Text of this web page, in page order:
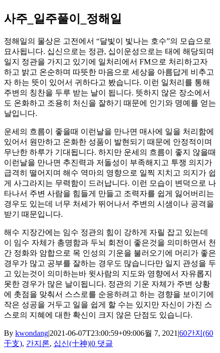
사주_일주풀이_정해일
정해일의 물상은 고전에서 “달빛이 빛나는 호수”의 모습으로
묘사됩니다. 십신으로는 정관, 십이운성으로는 태에 해당되며
일지 정관을 가지고 있기에 일처리에서 FM으로 처리하고자
하고 밝고 온순하며 따뜻한 마음으로 세상을 아름답게 비추고
자 하는 뜻이 있어서 귀하다고 봤습니다. 이런 일처리를 통해
주변의 칭찬을 두루 받는 날이 됩니다. 뜻하지 않은 장소에서
도 온화하고 조용히 처신을 잘하기 때문에 인기와 명예를 얻는
날입니다.
운세의 흐름이 좋을때 이런날을 만나면 매사에 일을 처리함에
있어서 원만하고 온화한 성품이 발현되기 때문에 안정적이며
무난한 하루가 기대됩니다. 하지만 운세의 흐름이 좋지 않을때
이런날을 만나면 추진력과 저돌성이 부족해지고 투쟁 의지가
급격히 떨어지며 해수 역마의 영향으로 일찍 지치고 의지가 쉽
게 사그라지는 무력함이 드러납니다. 이런 모습이 변덕으로 나
타나서 주변 사람을 힘들게 만들고 조력자를 쉽게 잃어버리는
경우도 있는데 너무 처세가 뛰어나서 주변의 시샘이나 공격을
받기 때문입니다.
해수 지장간에는 임수 정관의 힘이 강하게 자릴 잡고 있는데
이 임수 자체가 총명함과 두뇌 회전이 좋은것을 의미하면서 천
간 정화와 암합으로 목 인성의 기운을 불러오기에 머리가 좋은
경우가 많고 공부를 잘하는 경우도 많습니다만 일지 관성을 두
고 있는것이 의미하는바 윗사람의 지도와 영향에서 자유롭지
못한 경우가 많은 날이됩니다. 정관의 기운 자체가 주변 상황
에 촛점을 맞춰서 스스로를 순응하려고 하는 경향을 보이기에
작은 성공을 거두고 일을 쉽게 할 수는 있지만 자신이 가진 스
스로의 지혜에 대한 확신이 크지 않은 단점도 있습니다.
By kwondang|2021-06-07T23:00:59+09:006월 7, 2021 |60간지(60
干支), 간지론, 십신(十神)|0 댓글